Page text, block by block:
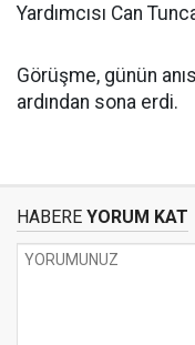
Yardımcısı Can
Görüşme, günün
ardından sona erdi.
HABERE YORUM KAT